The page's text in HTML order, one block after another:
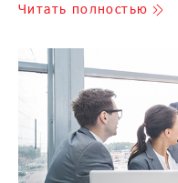
Читать полностью